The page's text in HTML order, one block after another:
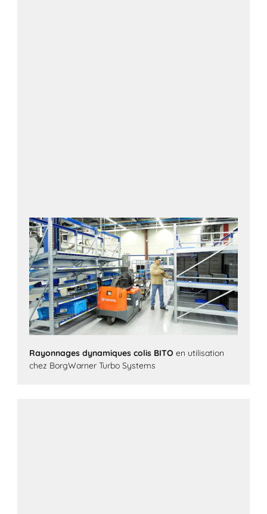
Rayonnages dynamiques colis BITO en utilisation
chez BorgWarner Turbo Systems